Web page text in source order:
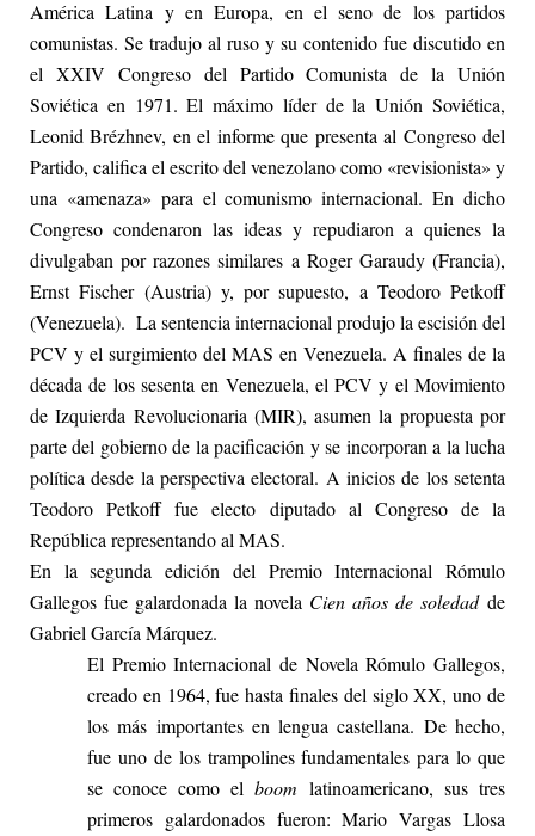
América Latina y en Europa, en el seno de los partidos
comunistas. Se tradujo al ruso y su contenido fue discutido en
el XXIV Congreso del Partido Comunista de la Unión
Soviética en 1971. El máximo líder de la Unión Soviética,
Leonid Brézhnev, en el informe que presenta al Congreso del
Partido, califica el escrito del venezolano como «revisionista» y
una «amenaza» para el comunismo internacional. En dicho
Congreso condenaron las ideas y repudiaron a quienes la
divulgaban por razones similares a Roger Garaudy (Francia),
Ernst Fischer (Austria) y, por supuesto, a Teodoro Petkoff
(Venezuela). La sentencia internacional produjo la escisión del
PCV y el surgimiento del MAS en Venezuela. A finales de la
década de los sesenta en Venezuela, el PCV y el Movimiento
de Izquierda Revolucionaria (MIR), asumen la propuesta por
parte del gobierno de la pacificación y se incorporan a la lucha
política desde la perspectiva electoral. A inicios de los setenta
Teodoro Petkoff fue electo diputado al Congreso de la
República representando al MAS.
En la segunda edición del Premio Internacional Rómulo
Gallegos fue galardonada la novela Cien años de soledadde
Gabriel García Márquez.
El Premio Internacional de Novela Rómulo Gallegos,
creado en 1964, fue hasta finales del siglo XX, uno de
los más importantes en lengua castellana. De hecho,
fue uno de los trampolines fundamentales para lo que
se conoce como elboom latinoamericano, sus tres
primeros galardonados fueron: Mario Vargas Llosa